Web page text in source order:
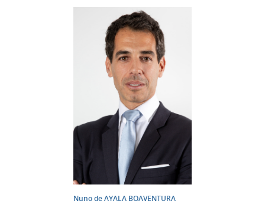
Nuno deAYALA BOAVENTURA